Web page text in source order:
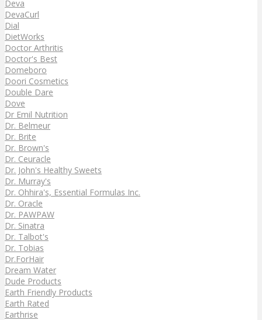
Deva
DevaCurl
Dial
DietWorks
Doctor Arthritis
Doctor's Best
Domeboro
Doori Cosmetics
Double Dare
Dove
Dr Emil Nutrition
Dr. Belmeur
Dr. Brite
Dr. Brown's
Dr. Ceuracle
Dr. John's Healthy Sweets
Dr. Murray's
Dr. Ohhira's, Essential Formulas Inc.
Dr. Oracle
Dr. PAWPAW
Dr. Sinatra
Dr. Talbot's
Dr. Tobias
Dr.ForHair
Dream Water
Dude Products
Earth Friendly Products
Earth Rated
Earthrise